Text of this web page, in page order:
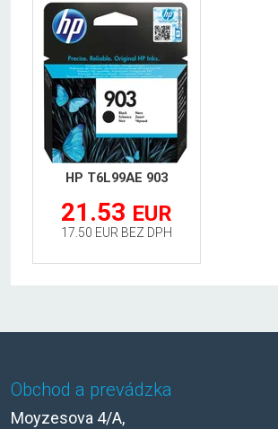
HP T6L99AE 903
21.53 EUR
17.50 EUR BEZ DPH
Obchod a prevádzka
Moyzesova 4/A,